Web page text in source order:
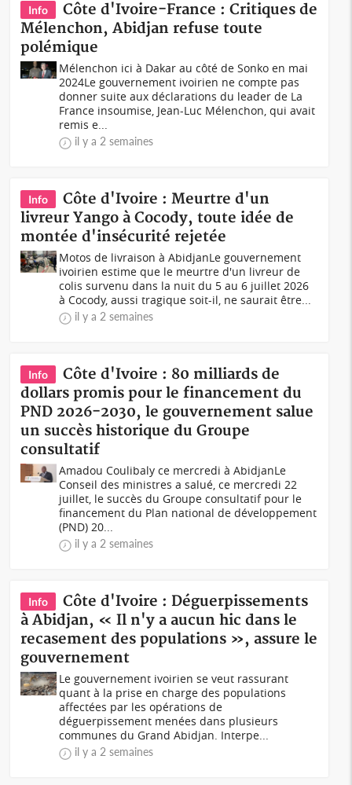
Info
Côte d'Ivoire-France : Critiques de
Mélenchon, Abidjan refuse toute
polémique
Mélenchon ici à Dakar au côté de Sonko en mai
2024Le gouvernement ivoirien ne compte pas
donner suite aux déclarations du leader de La
France insoumise, Jean-Luc Mélenchon, qui avait
remis e...
il y a 2 semaines
Info
Côte d'Ivoire : Meurtre d'un
livreur Yango à Cocody, toute idée de
montée d'insécurité rejetée
Motos de livraison à AbidjanLe gouvernement
ivoirien estime que le meurtre d'un livreur de
colis survenu dans la nuit du 5 au 6 juillet 2026
à Cocody, aussi tragique soit-il, ne saurait être...
il y a 2 semaines
Info
Côte d'Ivoire : 80 milliards de
dollars promis pour le financement du
PND 2026-2030, le gouvernement salue
un succès historique du Groupe
consultatif
Amadou Coulibaly ce mercredi à AbidjanLe
Conseil des ministres a salué, ce mercredi 22
juillet, le succès du Groupe consultatif pour le
financement du Plan national de développement
(PND) 20...
il y a 2 semaines
Info
Côte d'Ivoire : Déguerpissements
à Abidjan, « Il n'y a aucun hic dans le
recasement des populations », assure le
gouvernement
Le gouvernement ivoirien se veut rassurant
quant à la prise en charge des populations
affectées par les opérations de
déguerpissement menées dans plusieurs
communes du Grand Abidjan. Interpe...
il y a 2 semaines